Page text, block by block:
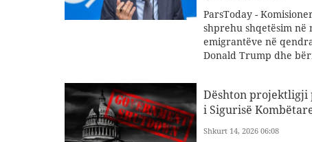
ParsToday -
shprehu shqetësim
emigrantëve në
Donald Trump dhe
Dështon projektligji
i Sigurisë
Shkurt 14, 2026 06:08